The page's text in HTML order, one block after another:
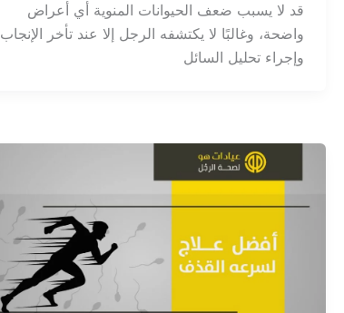
قد لا يسبب ضعف الحيوانات المنوية أي أعراض
واضحة، وغالبًا لا يكتشفه الرجل إلا عند تأخر الإنجاب
وإجراء تحليل السائل